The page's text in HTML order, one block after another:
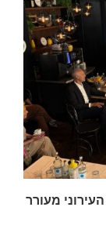
מעורר